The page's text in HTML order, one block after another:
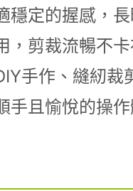
穩定的握感，
，剪裁流暢不
手作、縫紉裁
手且愉悅的操